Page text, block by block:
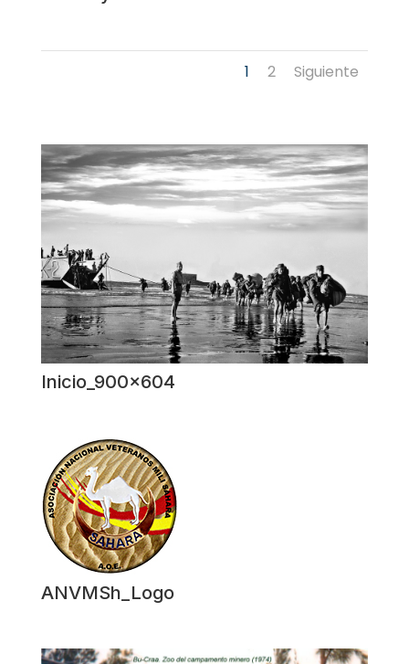
1 2 Siguiente
Inicio_900x604
ANVMSh_Logo